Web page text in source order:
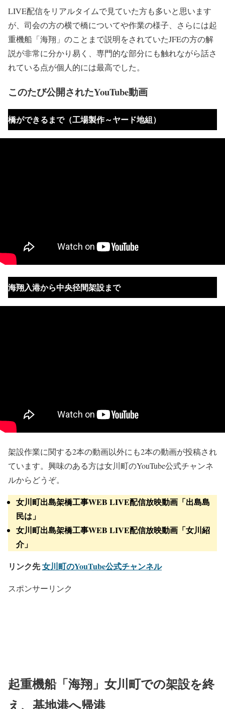
LIVE配信をリアルタイムで見ていた方も多いと思います
が、司会の方の横で橋についてや作業の様子、さらには起
重機船「海翔」のことまで説明をされていたJFEの方の解
説が非常に分かり易く、専門的な部分にも触れながら話さ
れている点が個人的には最高でした。
このたび公開されたYouTube動画
橋ができるまで（工場製作～ヤード地組）
海翔入港から中央径間架設まで
架設作業に関する2本の動画以外にも2本の動画が投稿され
ています。興味のある方は女川町のYouTube公式チャンネ
ルからどうぞ。
女川町出島架橋工事WEB LIVE配信放映動画「出島島
民は」
女川町出島架橋工事WEB LIVE配信放映動画「女川紹
介」
リンク先女川町のYouTube公式チャンネル
スポンサーリンク
起重機船「海翔」女川町での架設を終
え、基地港へ帰港